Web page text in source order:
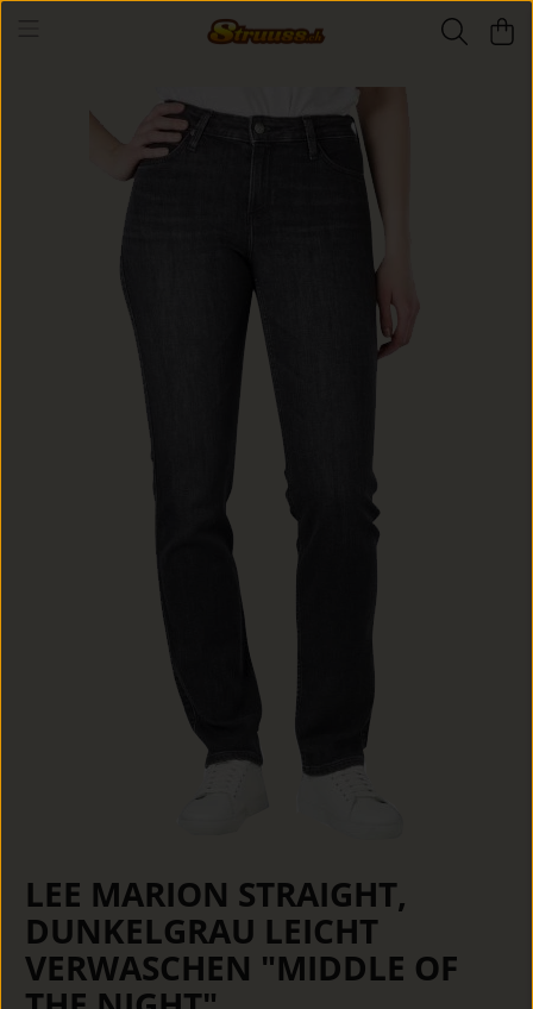
LEE MARION STRAIGHT,
DUNKELGRAU LEICHT
VERWASCHEN "MIDDLE OF